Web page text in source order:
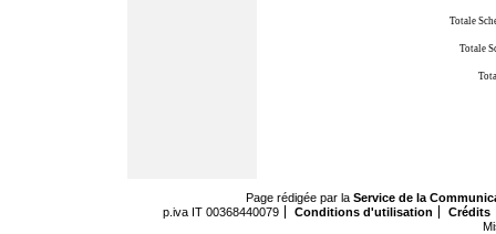
Totale
Totale
Page rédigée par la Service de la
p.iva IT 00368440079
Conditions d'utilisation
Crédits